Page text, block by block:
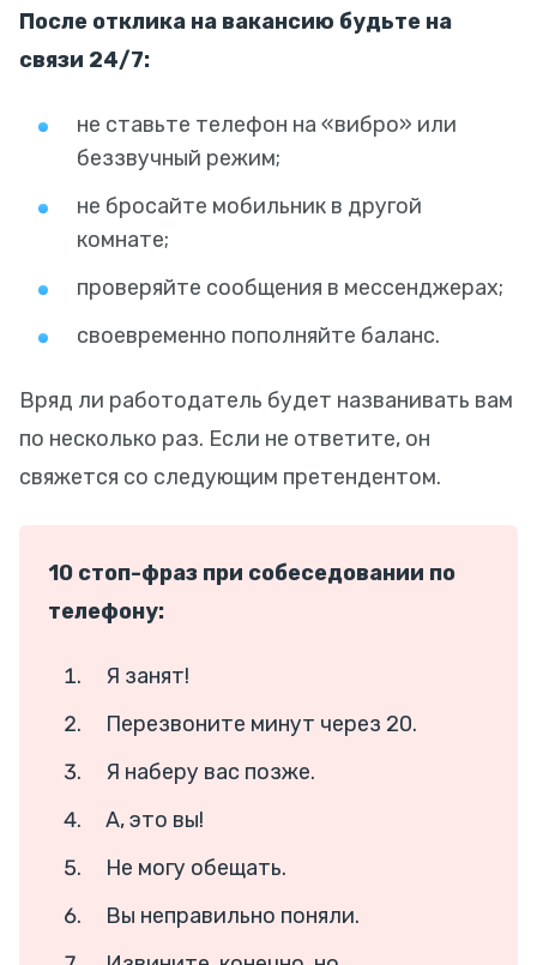
После отклика на вакансию будьте на
связи 24/7:
не ставьте телефон на «вибро» или
беззвучный режим;
не бросайте мобильник в другой
комнате;
проверяйте сообщения в мессенджерах;
своевременно пополняйте баланс.
Вряд ли работодатель будет названивать вам
по несколько раз. Если не ответите, он
свяжется со следующим претендентом.
10 стоп-фраз при собеседовании по
телефону:
Я занят!
Перезвоните минут через 20.
Я наберу вас позже.
А, это вы!
Не могу обещать.
Вы неправильно поняли.